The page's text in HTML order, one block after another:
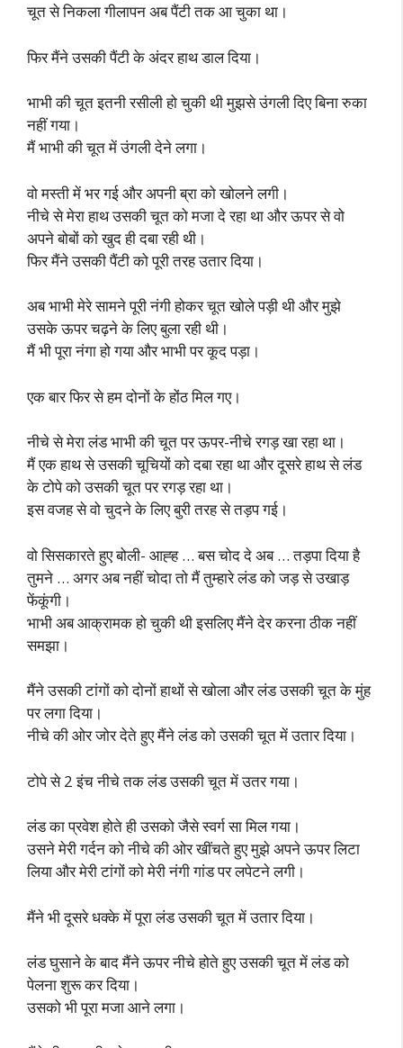
चूत से निकला गीलापन अब पैंटी तक आ चुका था।
फिर मैंने उसकी पैंटी के अंदर हाथ डाल दिया।
भाभी की चूत इतनी रसीली हो चुकी थी मुझसे उंगली दिए बिना रुका
नहीं गया।
मैं भाभी की चूत में उंगली देने लगा।
वो मस्ती में भर गई और अपनी ब्रा को खोलने लगी।
नीचे से मेरा हाथ उसकी चूत को मजा दे रहा था और ऊपर से वो
अपने बोबों को खुद ही दबा रही थी।
फिर मैंने उसकी पैंटी को पूरी तरह उतार दिया।
अब भाभी मेरे सामने पूरी नंगी होकर चूत खोले पड़ी थी और मुझे
उसके ऊपर चढ़ने के लिए बुला रही थी।
मैं भी पूरा नंगा हो गया और भाभी पर कूद पड़ा।
एक बार फिर से हम दोनों के होंठ मिल गए।
नीचे से मेरा लंड भाभी की चूत पर ऊपर-नीचे रगड़ खा रहा था।
मैं एक हाथ से उसकी चूचियों को दबा रहा था और दूसरे हाथ से लंड
के टोपे को उसकी चूत पर रगड़ रहा था।
इस वजह से वो चुदने के लिए बुरी तरह से तड़प गई।
वो सिसकारते हुए बोली- आह्ह … बस चोद दे अब … तड़पा दिया है
तुमने … अगर अब नहीं चोदा तो मैं तुम्हारे लंड को जड़ से उखाड़
फेंकूंगी।
भाभी अब आक्रामक हो चुकी थी इसलिए मैंने देर करना ठीक नहीं
समझा।
मैंने उसकी टांगों को दोनों हाथों से खोला और लंड उसकी चूत के मुंह
पर लगा दिया।
नीचे की ओर जोर देते हुए मैंने लंड को उसकी चूत में उतार दिया।
टोपे से 2 इंच नीचे तक लंड उसकी चूत में उतर गया।
लंड का प्रवेश होते ही उसको जैसे स्वर्ग सा मिल गया।
उसने मेरी गर्दन को नीचे की ओर खींचते हुए मुझे अपने ऊपर लिटा
लिया और मेरी टांगों को मेरी नंगी गांड पर लपेटने लगी।
मैंने भी दूसरे धक्के में पूरा लंड उसकी चूत में उतार दिया।
लंड घुसाने के बाद मैंने ऊपर नीचे होते हुए उसकी चूत में लंड को
पेलना शुरू कर दिया।
उसको भी पूरा मजा आने लगा।